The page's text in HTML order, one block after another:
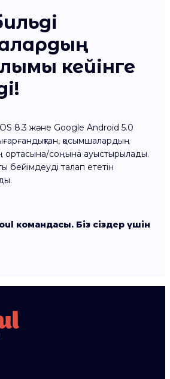
кейінге
8.3 және Google Android 5.0
қосымшалардың
ортасына/соңына ауыстырылады.
бейімдеуді талап ететін
командасы. Біз сіздер үшін